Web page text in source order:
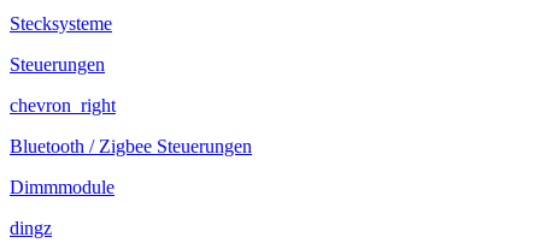
Stecksysteme
Steuerungen
chevron_right
Bluetooth / Zigbee Steuerungen
Dimmmodule
dingz